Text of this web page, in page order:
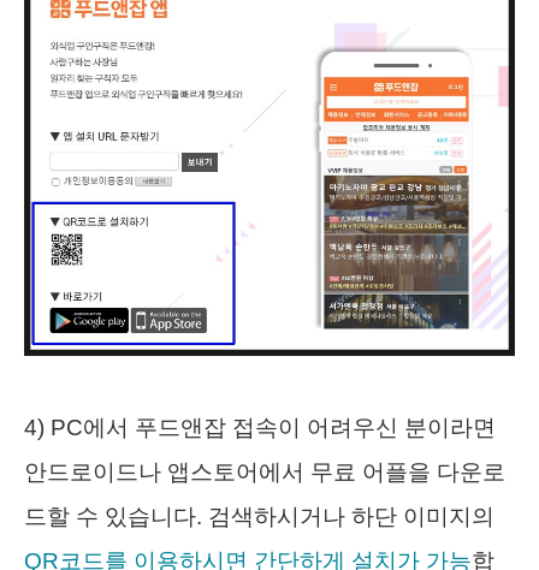
4) PC에서 푸드앤잡 접속이 어려우신 분이라면
안드로이드나 앱스토어에서 무료 어플을 다운로
드할 수 있습니다. 검색하시거나 하단 이미지의
QR코드를 이용하시면 간단하게 설치가 가능합